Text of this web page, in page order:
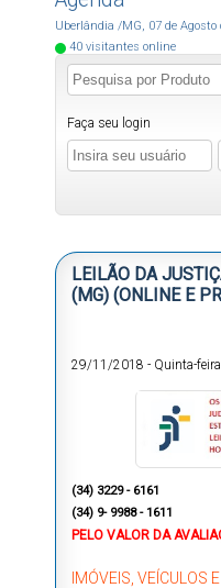
Uberlândia /MG, 07 de Agosto
40 visitantes online
Faça seu login
LEILÃO DA
(MG) (ONLINE E
29/11/2018 - Quinta-feira
(34) 3229 - 6161
(34) 9- 9988 - 1611
PELO VALOR DA
IMÓVEIS, VEÍCULOS